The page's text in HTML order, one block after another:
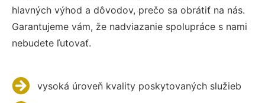
hlavných výhod a dôvodov, prečo sa obrátiť na nás.
Garantujeme vám, že nadviazanie spolupráce s nami
nebudete ľutovať.
vysoká úroveň kvality poskytovaných služieb